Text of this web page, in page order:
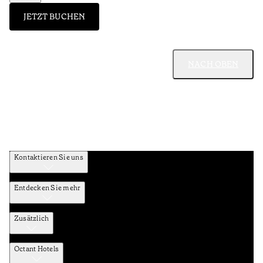
JETZT BUCHEN
Kontaktieren Sie uns
Entdecken Sie mehr
Zusätzlich
Octant Hotels